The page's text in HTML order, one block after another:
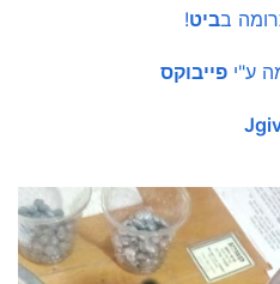
בביט!
ע"י פייבוקס